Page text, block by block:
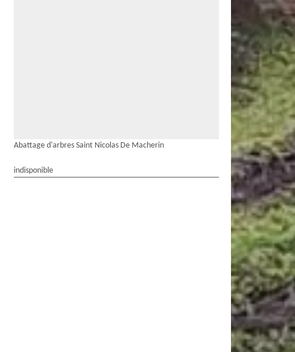
Abattage d'arbres Saint Nicolas De Macherin
indisponible